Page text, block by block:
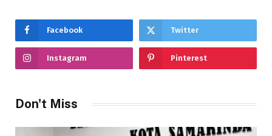
Facebook Twitter
Instagram Pinterest
Don't Miss